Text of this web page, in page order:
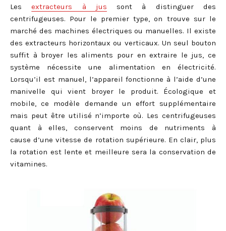
Lesextracteurs à jus sont à distinguer des
centrifugeuses. Pour le premier type, on trouve sur le
marché des machines électriques ou manuelles. Il existe
des extracteurs horizontaux ou verticaux. Un seul bouton
suffit à broyer les aliments pour en extraire le jus, ce
système nécessite une alimentation en électricité.
Lorsqu’il est manuel, l’appareil fonctionne à l’aide d’une
manivelle qui vient broyer le produit. Écologique et
mobile, ce modèle demande un effort supplémentaire
mais peut être utilisé n’importe où. Les centrifugeuses
quant à elles, conservent moins de nutriments à
cause d’une vitesse de rotation supérieure. En clair, plus
la rotation est lente et meilleure sera la conservation de
vitamines.